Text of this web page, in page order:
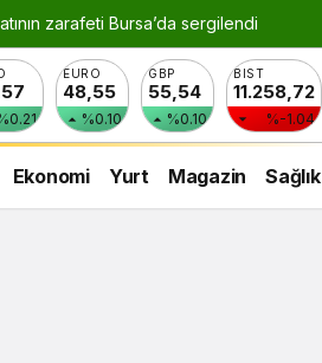
zarafeti Bursa’da sergilendi
EURO
48,55
%0.10
GBP
55,54
%0.10
BIST
11.258,72
%-1.04
Ekonomi Yurt Magazin Sağlık